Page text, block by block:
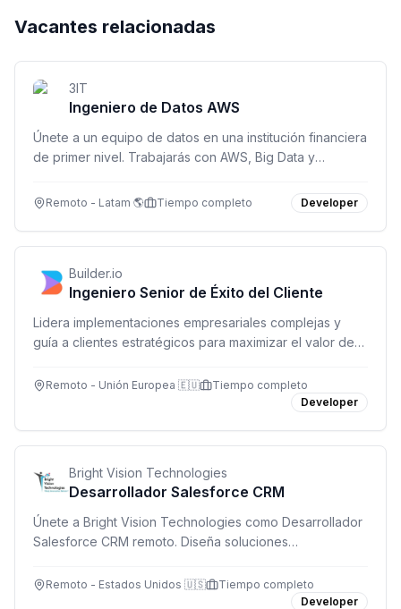
Vacantes relacionadas
3IT
Ingeniero de Datos AWS
Únete a un equipo de datos en una institución financiera
de primer nivel. Trabajarás con AWS, Big Data y
remota.
Remoto - Latam 🌎 Tiempo completo Developer
Builder.io
Ingeniero Senior de Éxito del Cliente
Lidera implementaciones empresariales complejas y
guía a clientes estratégicos para maximizar el valor de
Remoto - Unión Europea 🇪🇺
Tiempo completo
Developer
Bright Vision Technologies
Desarrollador Salesforce CRM
Únete a Bright Vision Technologies como Desarrollador
Salesforce CRM remoto. Diseña soluciones
automatización en la nube. Salario USD $100K-$130K.
Remoto - Estados Unidos 🇺🇸
Tiempo completo
Developer